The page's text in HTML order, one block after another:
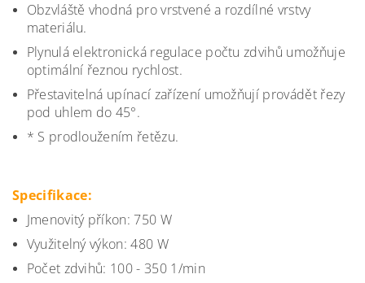
Obzvláště vhodná pro vrstvené a rozdílné vrstvy
materiálu.
Plynulá elektronická regulace počtu zdvihů umožňuje
optimální řeznou rychlost.
Přestavitelná upínací zařízení umožňují provádět řezy
pod uhlem do 45°.
* S prodloužením řetězu.
Specifikace:
Jmenovitý příkon: 750 W
Využitelný výkon: 480 W
Počet zdvihů: 100 - 350 1/min